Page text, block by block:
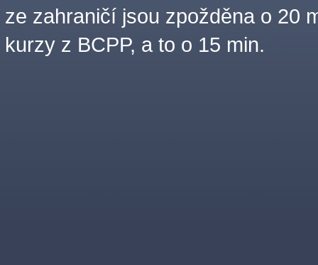
ze zahraničí jsou zpožděna o 20
kurzy z BCPP, a to o 15 min.